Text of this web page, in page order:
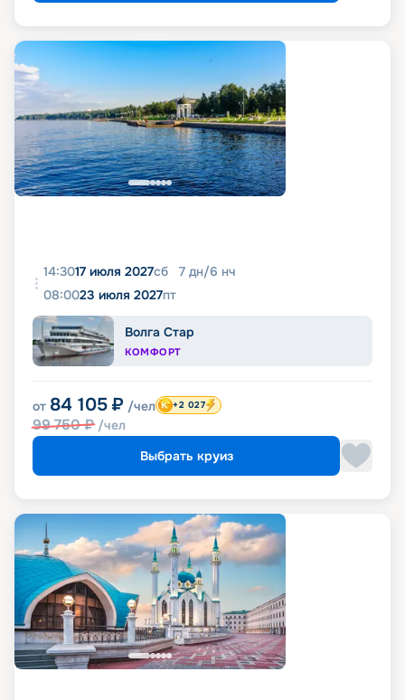
14:3017 июля 2027сб 7 дн/6 нч
08:0023 июля 2027пт
Волга Стар
КОМФОРТ
от 84 105 ₽ /чел
99 750₽ /чел
+2 027
Выбрать круиз